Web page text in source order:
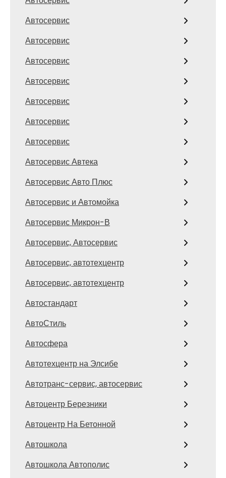
Автосервис
Автосервис
Автосервис
Автосервис
Автосервис
Автосервис
Автосервис
Автосервис Автека
Автосервис Авто Плюс
Автосервис и Автомойка
Автосервис Микрон-В
Автосервис, Автосервис
Автосервис, автотехцентр
Автосервис, автотехцентр
Автостандарт
АвтоСтиль
Автосфера
Автотехцентр на Элсибе
Автотранс-сервис, автосервис
Автоцентр Березники
Автоцентр На Бетонной
Автошкола
Автошкола Автополис